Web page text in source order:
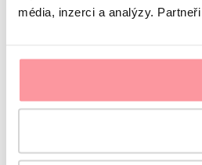
média, inzerci a analýzy.